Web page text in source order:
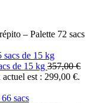
– Palette 72 sacs
de 15 kg 357,00€
est : 299,00 €.